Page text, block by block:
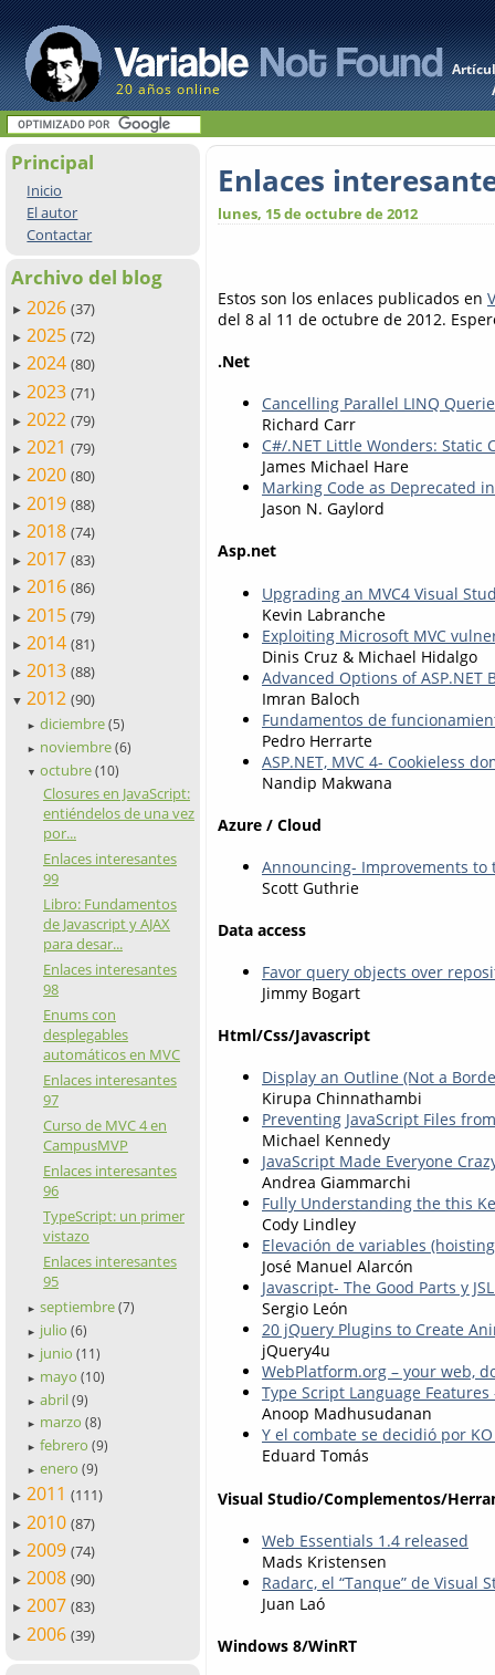
20 años online
Principal
Inicio
El autor
Contactar
Archivo del blog
► 2026 (37)
► 2025 (72)
► 2024 (80)
► 2023 (71)
► 2022 (79)
► 2021 (79)
► 2020 (80)
► 2019 (88)
► 2018 (74)
► 2017 (83)
► 2016 (86)
► 2015 (79)
► 2014 (81)
► 2013 (88)
▼ 2012 (90)
► diciembre (5)
► noviembre (6)
▼ octubre (10)
Closures en JavaScript:
entiéndelos de una vez
por...
Enlaces interesantes
99
Libro: Fundamentos
de Javascript y AJAX
para desar...
Enlaces interesantes
98
Enums con
desplegables
automáticos en MVC
Enlaces interesantes
97
Curso de MVC 4 en
CampusMVP
Enlaces interesantes
96
TypeScript: un primer
vistazo
Enlaces interesantes
95
► septiembre (7)
► julio (6)
► junio (11)
► mayo (10)
► abril (9)
► marzo (8)
► febrero (9)
► enero (9)
► 2011 (111)
► 2010 (87)
► 2009 (74)
► 2008 (90)
► 2007 (83)
► 2006 (39)
Enlaces
lunes, 15 de octubre de 2012
Estos son los enlaces publicados en
del 8 al 11 de octubre de 2012.
.Net
Cancelling Parallel LINQ
Richard Carr
C#/.NET Little Wonders: Static
James Michael Hare
Marking Code as Deprecated
Jason N. Gaylord
Asp.net
Upgrading an MVC4 Visual
Kevin Labranche
Exploiting Microsoft MVC
Dinis Cruz & Michael Hidalgo
Advanced Options of
Imran Baloch
Fundamentos de
Pedro Herrarte
ASP.NET, MVC 4- Cookieless
Nandip Makwana
Azure / Cloud
Announcing- Improvements to
Scott Guthrie
Data access
Favor query objects over
Jimmy Bogart
Html/Css/Javascript
Display an Outline (Not a
Kirupa Chinnathambi
Preventing JavaScript Files
Michael Kennedy
JavaScript Made Everyone
Andrea Giammarchi
Fully Understanding the this
Cody Lindley
Elevación de variables
José Manuel Alarcón
Javascript- The Good Parts y
Sergio León
20 jQuery Plugins to Create
jQuery4u
WebPlatform.org – your web,
Type Script Language
Anoop Madhusudanan
Y el combate se decidió por
Eduard Tomás
Visual Studio/Complementos/
Web Essentials 1.4 released
Mads Kristensen
Radarc, el “Tanque” de Visual
Juan Laó
Windows 8/WinRT